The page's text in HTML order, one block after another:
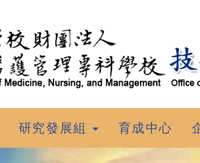
研究發展組 育成中心